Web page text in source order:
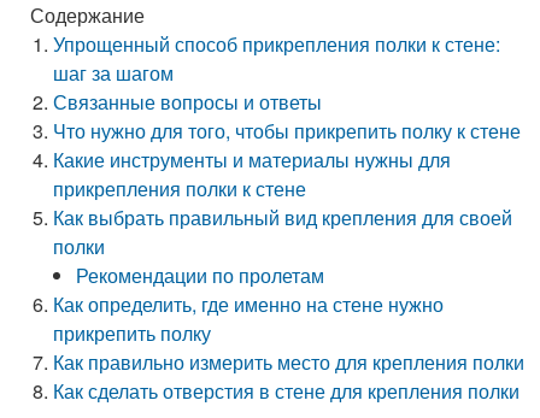
Содержание
Упрощенный способ прикрепления полки к стене:
шаг за шагом
Связанные вопросы и ответы
Что нужно для того, чтобы прикрепить полку к стене
Какие инструменты и материалы нужны для
прикрепления полки к стене
Как выбрать правильный вид крепления для своей
полки
Рекомендации по пролетам
Как определить, где именно на стене нужно
прикрепить полку
Как правильно измерить место для крепления полки
Как сделать отверстия в стене для крепления полки